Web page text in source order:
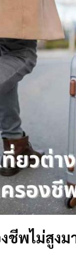
ชีพไม่สูงม